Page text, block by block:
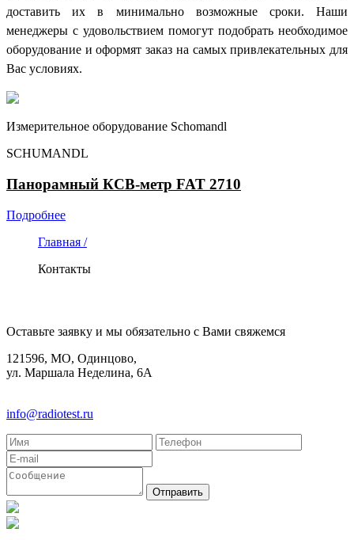
доставить их в минимально возможные сроки. Наши
менеджеры с удовольствием помогут подобрать необходимое
оборудование и оформят заказ на самых привлекательных для
Вас условиях.
Измерительное оборудование Schomandl
SCHUMANDL
Панорамный КСВ-метр FAT 2710
Подробнее
Главная /
Контакты
Оставьте заявку и мы обязательно с Вами свяжемся
121596, МО, Одинцово,
ул. Маршала Неделина, 6А
info@radiotest.ru